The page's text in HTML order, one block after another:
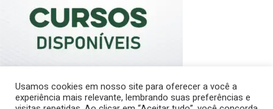
Usamos cookies em nosso site para oferecer a você a
experiência mais relevante, lembrando suas preferências e